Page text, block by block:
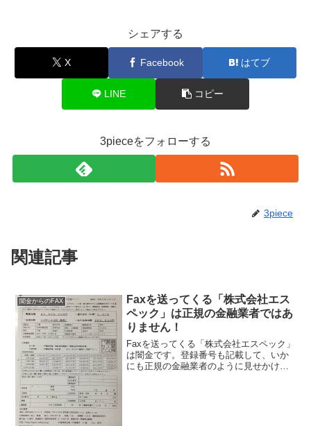
シェアする
X Facebook はてブ
LINE コピー
3pieceをフォローする
3piece
関連記事
闇金からのFAX
Faxを送ってくる「株式会社エス
ペック」は正規の金融業者ではあ
りません！
Faxを送ってくる「株式会社エスペック」
は闇金です。登録番号も記載して、いか
にも正規の金融業者のように見せかけて